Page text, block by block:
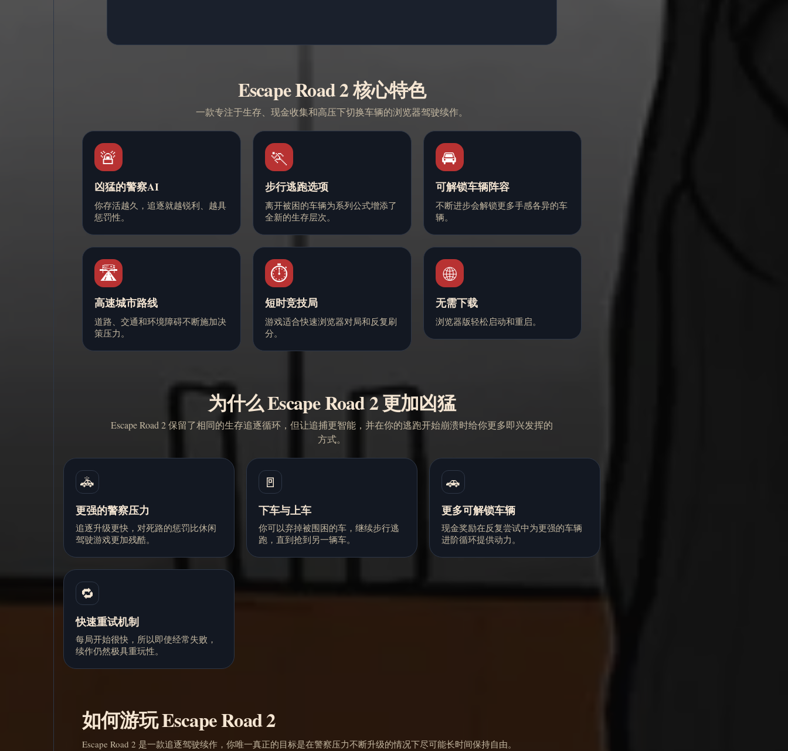
Escape Road 2 核心特色
一款专注于生存、现金收集和高压下切换车辆的浏览器驾驶续作。
🚨
凶猛的警察AI
你存活越久，追逐就越锐利、越具
惩罚性。
🏃
步行逃跑选项
离开被困的车辆为系列公式增添了
全新的生存层次。
🚘
可解锁车辆阵容
不断进步会解锁更多手感各异的车
辆。
🛣️
高速城市路线
道路、交通和环境障碍不断施加决
策压力。
⏱️
短时竞技局
游戏适合快速浏览器对局和反复刷
分。
🌐
无需下载
浏览器版轻松启动和重启。
为什么 Escape Road 2 更加凶猛
Escape Road 2 保留了相同的生存追逐循环，但让追捕更智能，并在你的逃跑开始崩溃时给你更多即兴发挥的
方式。
🚓
更强的警察压力
追逐升级更快，对死路的惩罚比休闲
驾驶游戏更加残酷。
🚪
下车与上车
你可以弃掉被围困的车，继续步行逃
跑，直到抢到另一辆车。
🚗
更多可解锁车辆
现金奖励在反复尝试中为更强的车辆
进阶循环提供动力。
🔁
快速重试机制
每局开始很快，所以即使经常失败，
续作仍然极具重玩性。
如何游玩 Escape Road 2
Escape Road 2 是一款追逐驾驶续作，你唯一真正的目标是在警察压力不断升级的情况下尽可能长时间保持自由。